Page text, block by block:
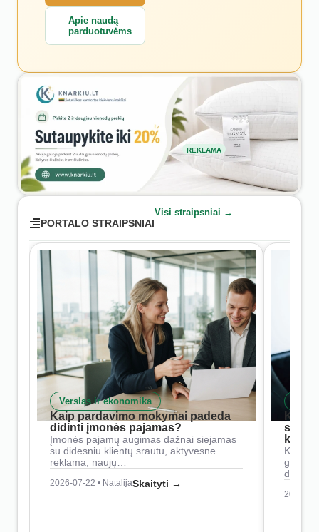
Apie naudą
parduotuvėms
REKLAMA
PORTALO STRAIPSNIAI
Visi straipsniai →
Verslas ir ekonomika
Kaip pardavimo mokymai padeda
didinti įmonės pajamas?
Įmonės pajamų augimas dažnai siejamas
su didesniu klientų srautu, aktyvesne
reklama, naujų…
2026-07-22 • NatalijaSkaityti →
Kaip
2026-